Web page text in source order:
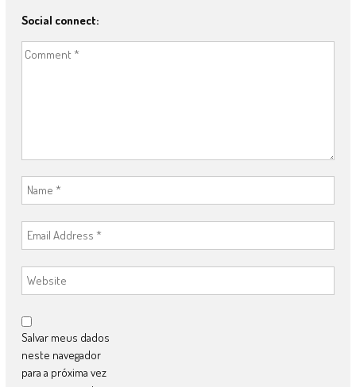
Social connect:
Salvar meus dados
neste navegador
para a próxima vez